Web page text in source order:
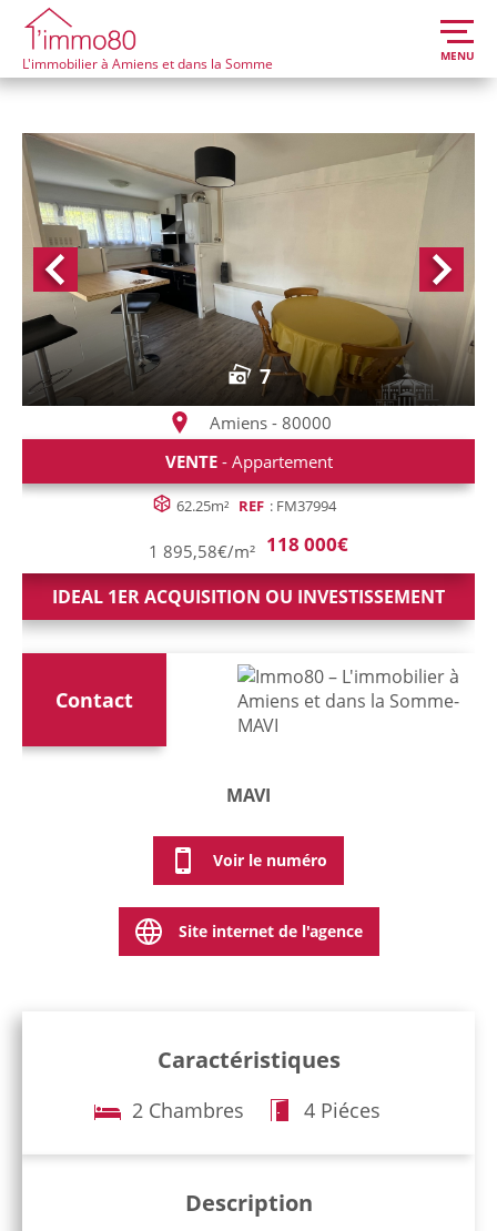
L'immobilier à Amiens et dans la Somme MENU
7
Amiens - 80000
VENTE- Appartement
62.25m² REF : FM37994
1 895,58€/m² 118 000€
IDEAL 1ER ACQUISITION OU INVESTISSEMENT
Contact
MAVI
Voir le numéro
Site internet de l'agence
Caractéristiques
2 Chambres 4 Piéces
Description